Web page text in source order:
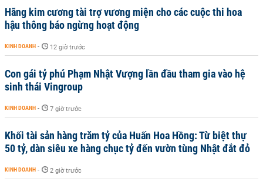
Hãng kim cương tài trợ vương miện cho các cuộc thi hoa
hậu thông báo ngừng hoạt động
KINH DOANH - 12 giờ trước
Con gái tỷ phú Phạm Nhật Vượng lần đầu tham gia vào hệ
sinh thái Vingroup
KINH DOANH - 7 giờ trước
Khối tài sản hàng trăm tỷ của Huấn Hoa Hồng: Từ biệt thự
50 tỷ, dàn siêu xe hàng chục tỷ đến vườn tùng Nhật đắt đỏ
KINH DOANH - 2 giờ trước